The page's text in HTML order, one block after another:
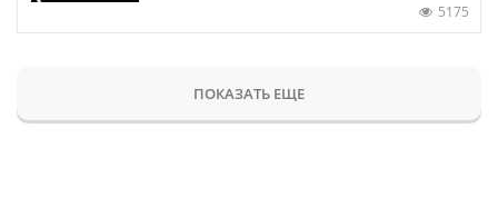
5175
ПОКАЗАТЬ ЕЩЕ